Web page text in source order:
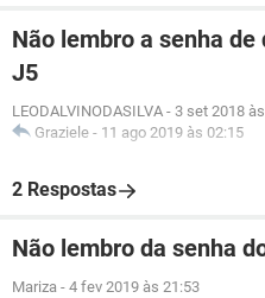
Não lembro a senha
J5
LEODALVINODASILVA - 3 set 2018
Graziele - 11 ago 2019 às 02:15
2 Respostas
Não lembro da senha
Mariza - 4 fev 2019 às 21:53